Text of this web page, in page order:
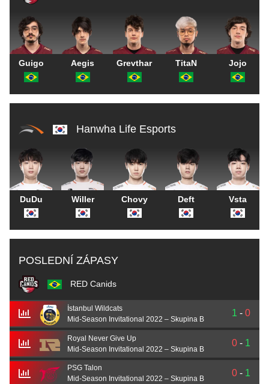
Guigo Aegis Grevthar TitaN Jojo
Hanwha Life Esports
DuDu Willer Chovy Deft Vsta
POSLEDNÍ ZÁPASY
RED Canids
İstanbul Wildcats
Mid-Season Invitational 2022 – Skupina B
1 - 0
Royal Never Give Up
Mid-Season Invitational 2022 – Skupina B
0 - 1
PSG Talon
Mid-Season Invitational 2022 – Skupina B
0 - 1